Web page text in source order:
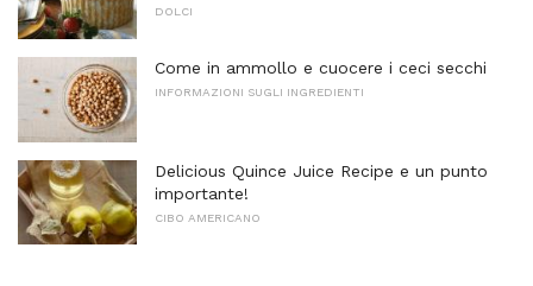
DOLCI
Come in ammollo e cuocere i ceci secchi
INFORMAZIONI SUGLI INGREDIENTI
Delicious Quince Juice Recipe e un punto
importante!
CIBO AMERICANO